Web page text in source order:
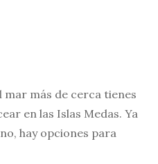
mar más de cerca tienes
en las Islas Medas. Ya
hay opciones para